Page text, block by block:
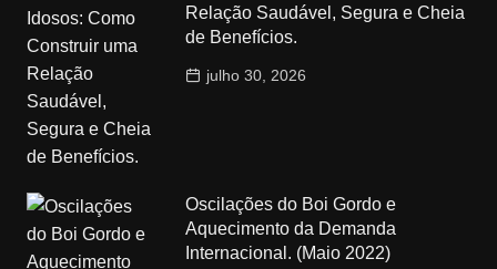
Relação Saudável, Segura e Cheia
de Benefícios.
julho 30, 2026
Oscilações do Boi Gordo e
Aquecimento da Demanda
Internacional. (Maio 2022)